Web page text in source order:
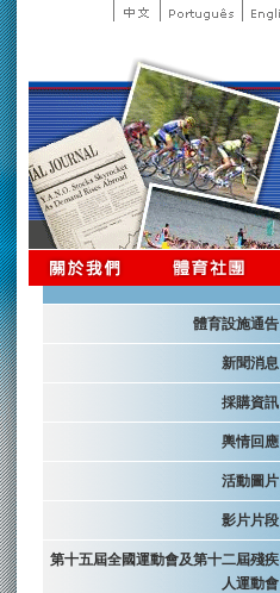
體育設施通告
新聞消息
採購資訊
輿情回應
活動圖片
影片片段
第十五屆全國運動會及第十二屆殘疾
人運動會